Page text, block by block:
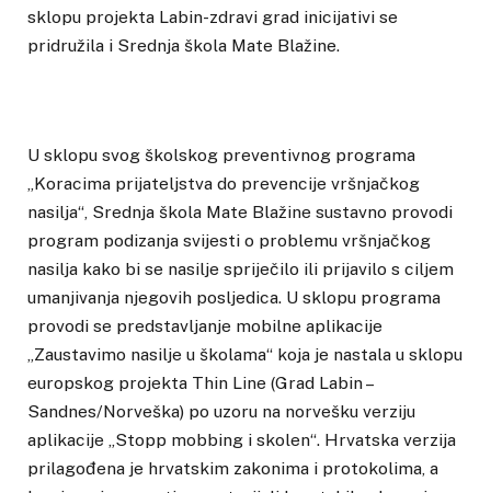
sklopu projekta Labin-zdravi grad inicijativi se
pridružila i Srednja škola Mate Blažine.
U sklopu svog školskog preventivnog programa
„Koracima prijateljstva do prevencije vršnjačkog
nasilja“, Srednja škola Mate Blažine sustavno provodi
program podizanja svijesti o problemu vršnjačkog
nasilja kako bi se nasilje spriječilo ili prijavilo s ciljem
umanjivanja njegovih posljedica. U sklopu programa
provodi se predstavljanje mobilne aplikacije
„Zaustavimo nasilje u školama“ koja je nastala u sklopu
europskog projekta Thin Line (Grad Labin –
Sandnes/Norveška) po uzoru na norvešku verziju
aplikacije „Stopp mobbing i skolen“. Hrvatska verzija
prilagođena je hrvatskim zakonima i protokolima, a